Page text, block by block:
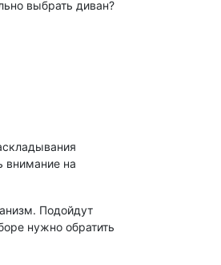
внимание на
Подойдут
нужно обратить